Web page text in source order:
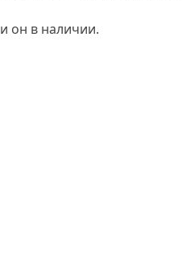
он в наличии.